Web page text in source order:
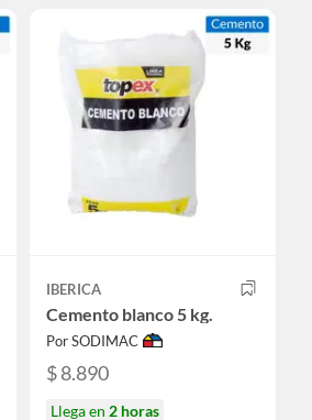
IBERICA
Cemento blanco 5 kg.
Por SODIMAC
$ 8.890
Llega en 2 horas